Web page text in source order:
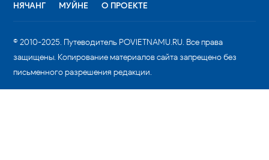
НЯЧАНГ МУЙНЕ О ПРОЕКТЕ
© 2010-2025. Путеводитель POVIETNAMU.RU. Все права
защищены. Копирование материалов сайта запрещено без
письменного разрешения редакции.